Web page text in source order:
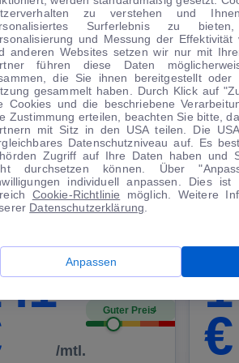
|13
EcoSport
Titanium CarPlay Android RF-Cam AHK PDC
km·03/2022··Benzin ·Manuell
/mtl.
Guter Preis4
1|
€
zu verstehen und
Surferlebnis zu
und Messung der
anderen Websites setzen wir nur mit
führen diese Daten
die Sie ihnen bereitgestellt
gesammelt haben. Durch Klick auf
Cookies und die beschriebene
Zustimmung erteilen, beachten Sie bitte,
mit Sitz in den USA teilen. Die
Datenschutzniveau auf. Es
Zugriff auf Ihre Daten haben und
durchsetzen können. Über
individuell anpassen. Dies
Cookie-Richtlinie möglich. Weitere
Datenschutzerklärung
Anpassen